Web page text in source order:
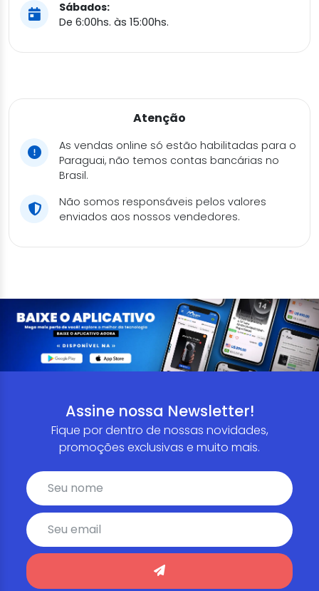
Sábados:
De 6:00hs. às 15:00hs.
Atenção
As vendas online só estão habilitadas para o
Paraguai, não temos contas bancárias no
Brasil.
Não somos responsáveis pelos valores
enviados aos nossos vendedores.
Assine nossa Newsletter!
Fique por dentro de nossas novidades,
promoções exclusivas e muito mais.